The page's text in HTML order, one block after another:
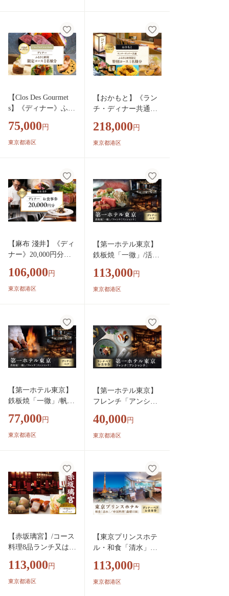
【Clos Des Gourmet
s】《ディナー》ふる
1名様分（ぐるなびセ
レクション）
75,000 円
東京都港区
【おかもと】《ラン
チ・ディナー共通》
別コース 1名様分
（ぐるなびセレクシ
218,000 円
東京都港区
【麻布 淺井】《ディ
ナー》20,000円分お
レクション）
106,000 円
東京都港区
【第一ホテル東京】
鉄板焼「一徹」/活蝦
レンチ「アンシャン
テ」/9品ディナーペ
113,000 円
東京都港区
【第一ホテル東京】
鉄板焼「一徹」/帆立
レンチ「アンシャン
テ」/8品ディナーペ
77,000 円
東京都港区
【第一ホテル東京】
フレンチ「アンシャ
40,000 円
東京都港区
【赤坂璃宮】/コース
料理8品ランチ又はデ
113,000 円
東京都港区
【東京プリンスホテ
ル・和食「清水」／
園」】ディナーペア
113,000 円
東京都港区